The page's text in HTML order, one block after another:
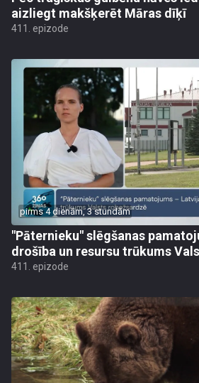
aizliegt makšķerēt Māras dīķī
411. epizode
pirms 4 dienām, 3 stundām
"Pāternieku" slēgšanas
drošība un resursu trūkums
411. epizode